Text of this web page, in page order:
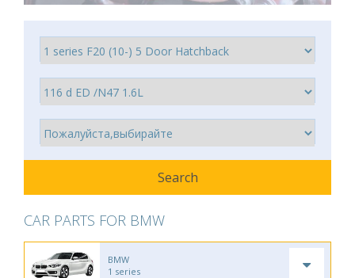
CAR PARTS FOR BMW
BMW
1 series